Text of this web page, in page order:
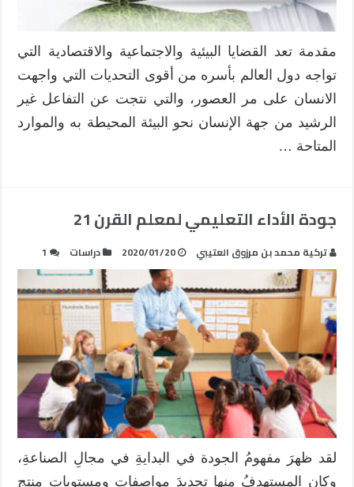
مقدمة تعد القضايا البيئية والاجتماعية والاقتصادية التي
تواجه دول العالم بأسره من أقوى التحديات التي واجهت
الانسان على مر العصور، والتي نتجت عن التفاعل غير
الرشيد من جهة الإنسان نحو البيئة المحيطة به والموارد
المتاحة …
جودة الأداء التعليمي لمعلم القرن 21
تركية محمد بن مرزوق العتيبي 2020/01/20 دراسات 1
لقد ظهرَ مفهومُ الجودة في البدايةِ في مجالِ الصناعةِ،
وكان المستهدفُ منها تحديدَ مواصفاتٍ ومستوياتٍ منتجِ